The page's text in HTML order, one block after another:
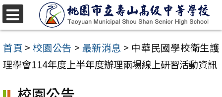
跳
至
主
要
容
首頁 > 校園公告 > 最新消息 > 中華民國學校衛生護
理學會114年度上半年度辦理兩場線上研習活動資訊
選
單